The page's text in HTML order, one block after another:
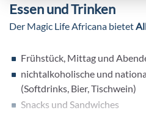
Weitere Ausstattung
Souvenirshop, Juwelier, Friseur
Arzt (auf Anfrage)
Essen und Trinken
Der Magic LifeAfricana bietet
Frühstück, Mittag und
nichtalkoholische und
(Softdrinks, Bier, Tischwein)
Snacks und Sandwiches